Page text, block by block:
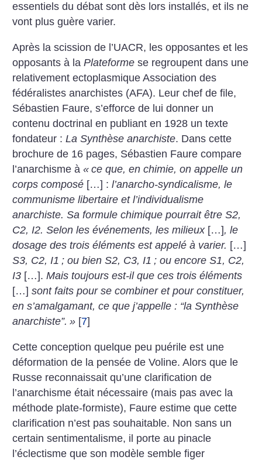
essentiels du débat sont dès lors installés, et ils ne
vont plus guère varier.
Après la scission de l’UACR, les opposantes et les
opposants à laPlateforme se regroupent dans une
relativement ectoplasmique Association des
fédéralistes anarchistes (AFA). Leur chef de file,
Sébastien Faure, s’efforce de lui donner un
contenu doctrinal en publiant en 1928 un texte
fondateur :La Synthèse anarchiste. Dans cette
brochure de 16 pages, Sébastien Faure compare
l’anarchisme à« ce que, en chimie, on appelle un
corps composé […] :l’anarcho-syndicalisme, le
communisme libertaire et l’individualisme
anarchiste. Sa formule chimique pourrait être S2,
C2, I2. Selon les événements, les milieux[…], le
dosage des trois éléments est appelé à varier. […]
S3, C2, I1 ; ou bien S2, C3, I1 ; ou encore S1, C2,
I3 […].Mais toujours est-il que ces trois éléments
[…]sont faits pour se combiner et pour constituer,
en s’amalgamant, ce que j’appelle : “la Synthèse
anarchiste”. » [7]
Cette conception quelque peu puérile est une
déformation de la pensée de Voline. Alors que le
Russe reconnaissait qu’une clarification de
l’anarchisme était nécessaire (mais pas avec la
méthode plate-formiste), Faure estime que cette
clarification n’est pas souhaitable. Non sans un
certain sentimentalisme, il porte au pinacle
l’éclectisme que son modèle semble figer